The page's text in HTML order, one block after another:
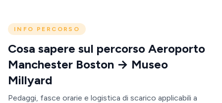
INFO PERCORSO
Cosa sapere sul percorso Aeroporto
Manchester Boston → Museo
Millyard
Pedaggi, fasce orarie e logistica di scarico applicabili a